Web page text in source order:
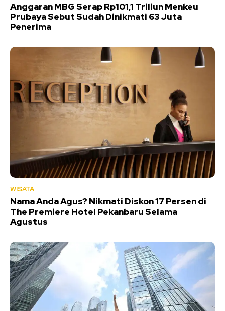
Anggaran MBG Serap Rp101,1 Triliun Menkeu
Prubaya Sebut Sudah Dinikmati 63 Juta
Penerima
WISATA
Nama Anda Agus? Nikmati Diskon 17 Persen di
The Premiere Hotel Pekanbaru Selama
Agustus